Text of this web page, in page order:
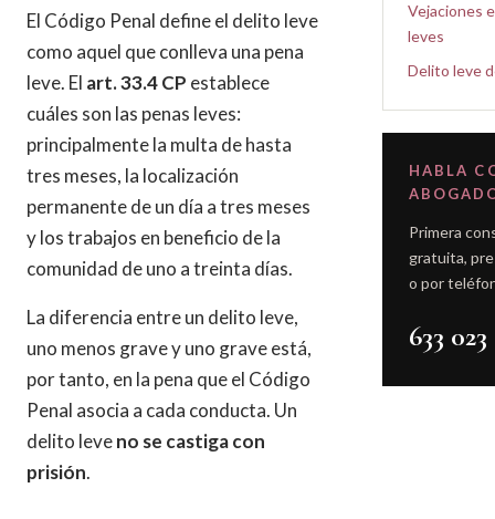
El Código Penal define el delito leve
como aquel que conlleva una pena
leve. El art. 33.4 CP establece
cuáles son las penas leves:
principalmente la multa de hasta
tres meses, la localización
permanente de un día a tres meses
y los trabajos en beneficio de la
comunidad de uno a treinta días.
La diferencia entre un delito leve,
uno menos grave y uno grave está,
por tanto, en la pena que el Código
Penal asocia a cada conducta. Un
delito leveno se castiga con
prisión.
Vejaciones
leves
Delito leve
HABLA
Primera
gratuita,
o por
633